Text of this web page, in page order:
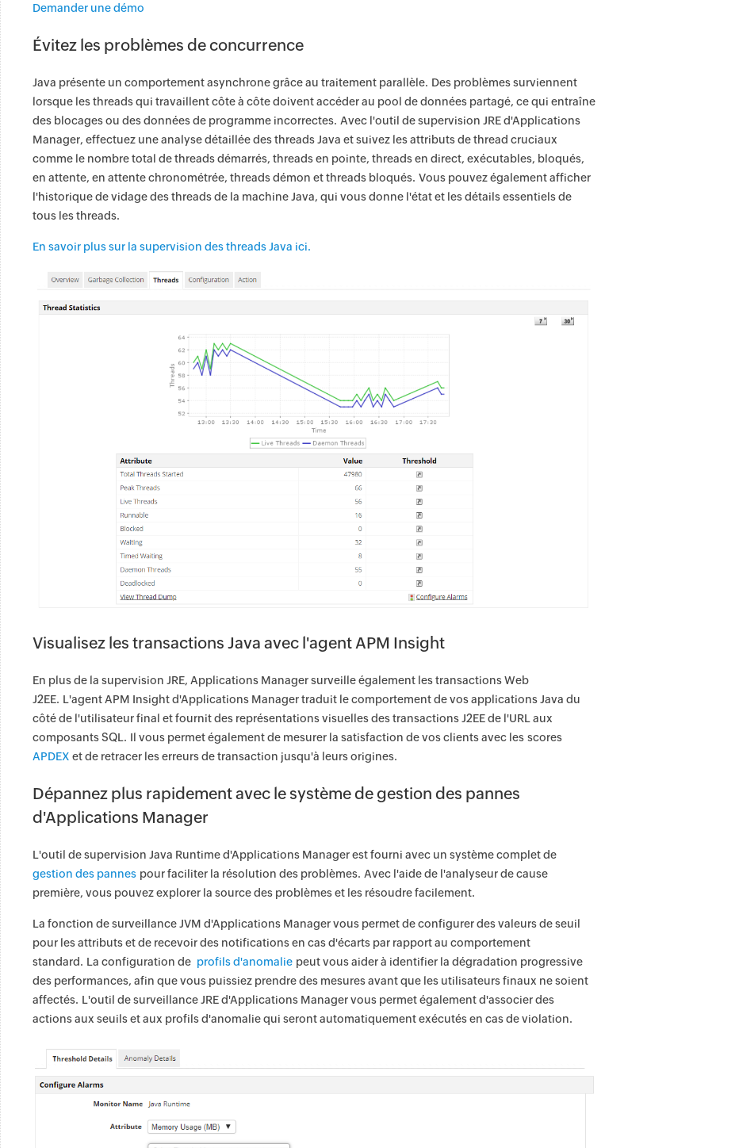
Demander une démo
Évitez les problèmes de concurrence
Java présente un comportement asynchrone grâce au traitement parallèle. Des problèmes surviennent
lorsque les threads qui travaillent côte à côte doivent accéder au pool de données partagé, ce qui entraîne
des blocages ou des données de programme incorrectes. Avec l'outil de supervision JRE d'Applications
Manager, effectuez une analyse détaillée des threads Java et suivez les attributs de thread cruciaux
comme le nombre total de threads démarrés, threads en pointe, threads en direct, exécutables, bloqués,
en attente, en attente chronométrée, threads démon et threads bloqués. Vous pouvez également afficher
l'historique de vidage des threads de la machine Java, qui vous donne l'état et les détails essentiels de
tous les threads.
En savoir plus sur la supervision des threads Java ici.
Visualisez les transactions Java avec l'agent APM Insight
En plus de la supervision JRE, Applications Manager surveille également les transactions Web
J2EE. L'agent APM Insight d'Applications Manager traduit le comportement de vos applications Java du
côté de l'utilisateur final et fournit des représentations visuelles des transactions J2EE de l'URL aux
composants SQL. Il vous permet également de mesurer la satisfaction de vos clients avec les scores
APDEX et de retracer les erreurs de transaction jusqu'à leurs origines.
Dépannez plus rapidement avec le système de gestion des pannes
d'Applications Manager
L'outil de supervision Java Runtime d'Applications Manager est fourni avec un système complet de
gestion des pannes pour faciliter la résolution des problèmes. Avec l'aide de l'analyseur de cause
première, vous pouvez explorer la source des problèmes et les résoudre facilement.
La fonction de surveillance JVM d'Applications Manager vous permet de configurer des valeurs de seuil
pour les attributs et de recevoir des notifications en cas d'écarts par rapport au comportement
standard. La configuration de profils d'anomalie peut vous aider à identifier la dégradation progressive
des performances, afin que vous puissiez prendre des mesures avant que les utilisateurs finaux ne soient
affectés. L'outil de surveillance JRE d'Applications Manager vous permet également d'associer des
actions aux seuils et aux profils d'anomalie qui seront automatiquement exécutés en cas de violation.